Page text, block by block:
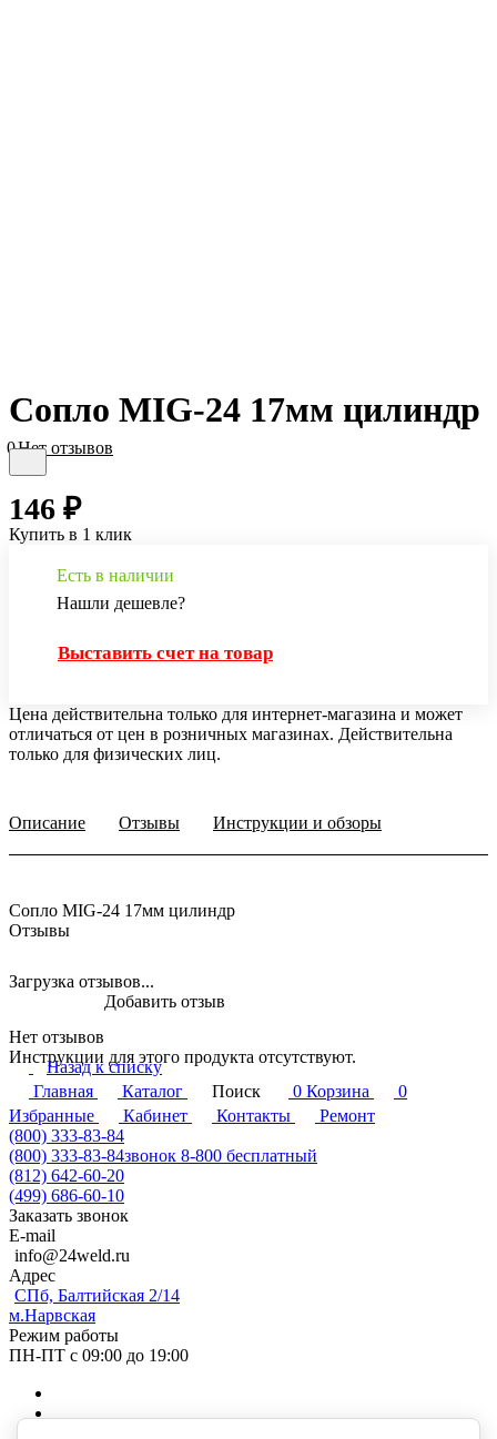
Сопло MIG-24 17мм цилиндр
0Нет отзывов
146 ₽
Купить в 1 клик
Есть в наличии
Нашли дешевле?
Выставить счет на товар
Цена действительна только для интернет-магазина и может
отличаться от цен в розничных магазинах. Действительна
только для физических лиц.
Описание Отзывы Инструкции и обзоры
Сопло MIG-24 17мм цилиндр
Отзывы
Загрузка отзывов...
Нет отзывов
Добавить отзыв
Инструкции для этого продукта отсутствуют.
Назад к списку
Главная
Каталог Поиск 0 Корзина
0
Избранные
Кабинет Контакты
Ремонт
(800) 333-83-84
(800) 333-83-84звонок 8-800 бесплатный
(812) 642-60-20
(499) 686-60-10
Заказать звонок
E-mail
info@24weld.ru
Адрес
СПб, Балтийская 2/14
м.Нарвская
Режим работы
ПН-ПТ с 09:00 до 19:00